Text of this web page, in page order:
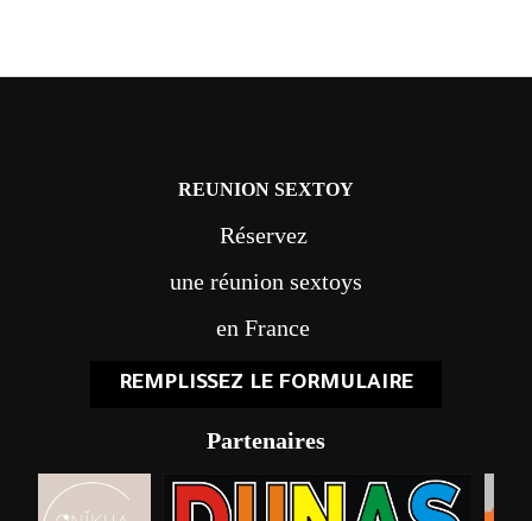
REUNION SEXTOY
Réservez
une réunion sextoys
en France
REMPLISSEZ LE FORMULAIRE
Partenaires